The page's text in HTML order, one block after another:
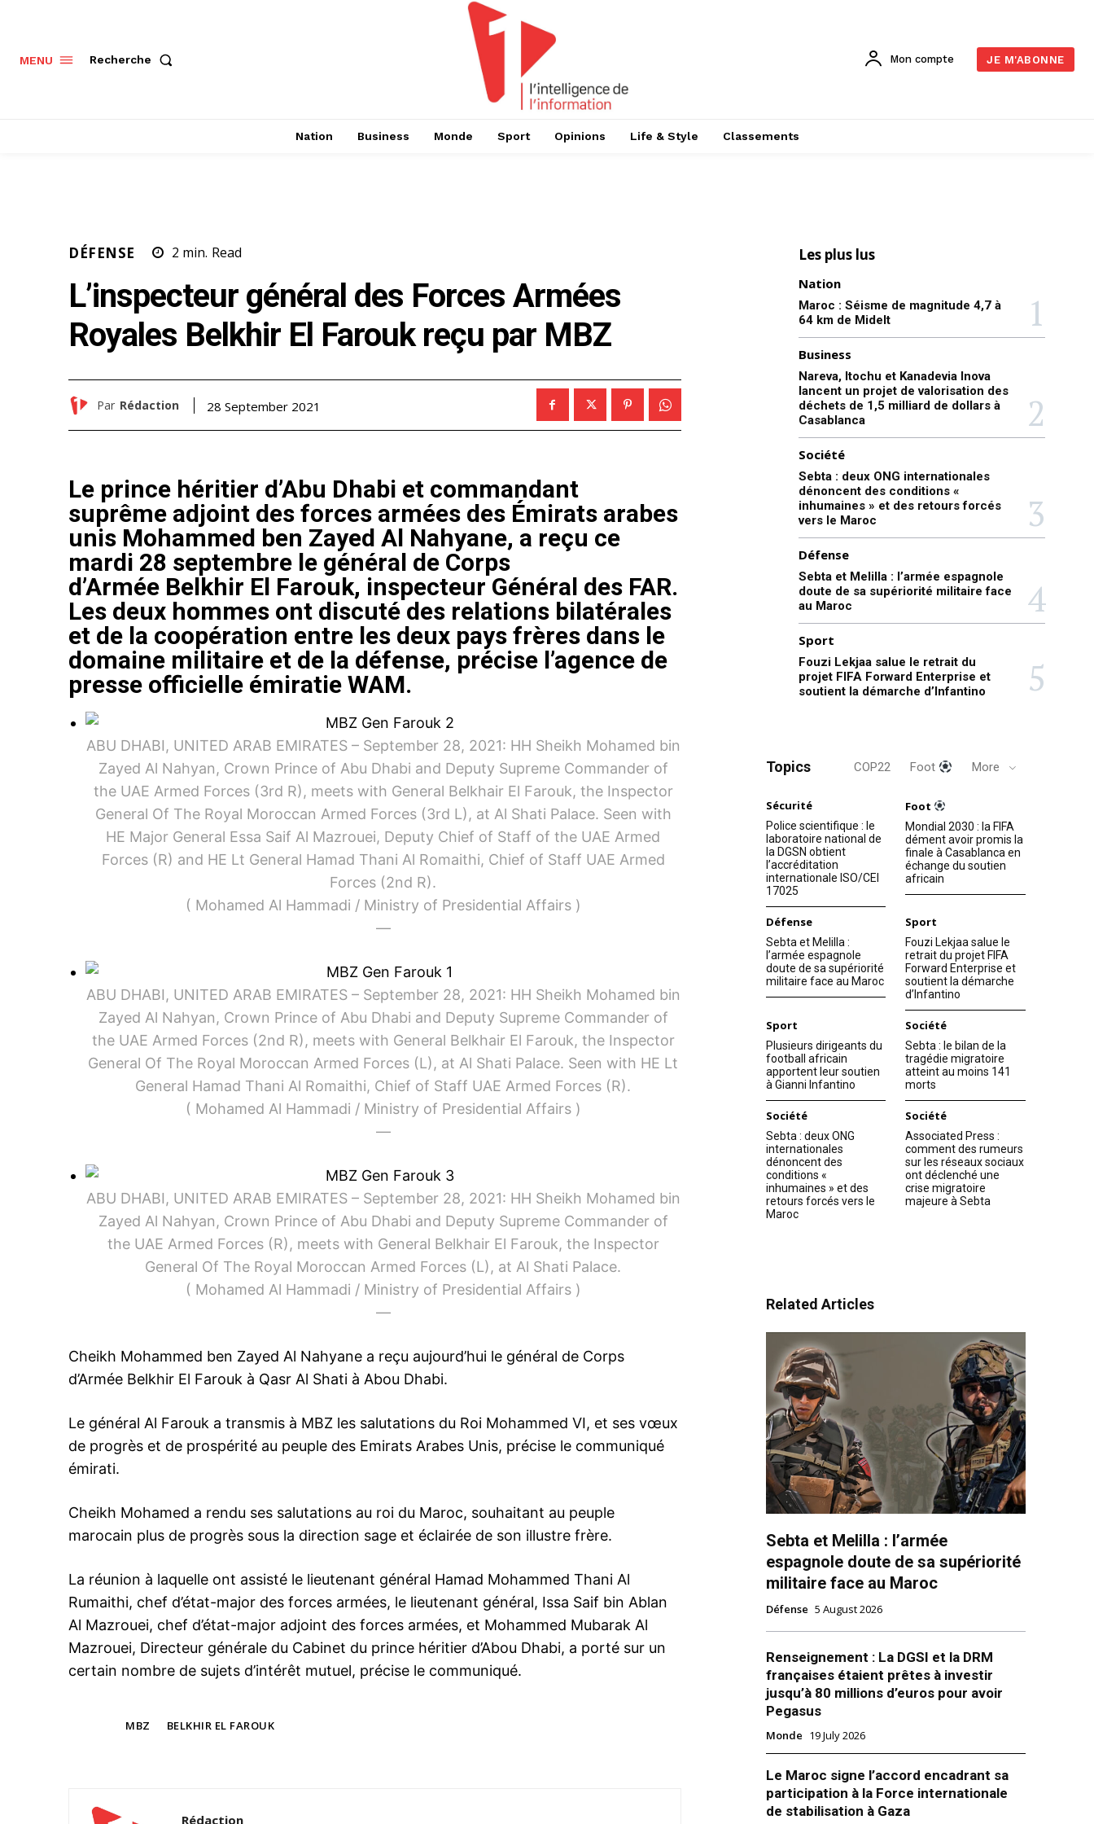
le1.ma
l'intelligence de
l'information
Insight Publications
MENU Recherche Mon compte JE M'ABONNE
Nation Business Monde Sport Opinions Life & Style Classements
DÉFENSE 2 min. Read
L’inspecteur général des Forces Armées
Royales Belkhir El Farouk reçu par MBZ
Par Rédaction 28 September 2021
Le prince héritier d’Abu Dhabi et commandant
suprême adjoint des forces armées des Émirats arabes
unis Mohammed ben Zayed Al Nahyane, a reçu ce
mardi 28 septembre le général de Corps
d’Armée Belkhir El Farouk, inspecteur Général des FAR.
Les deux hommes ont discuté des relations bilatérales
et de la coopération entre les deux pays frères dans le
domaine militaire et de la défense, précise l’agence de
presse officielle émiratie WAM.
ABU DHABI, UNITED ARAB EMIRATES – September 28, 2021: HH Sheikh Mohamed bin
Zayed Al Nahyan, Crown Prince of Abu Dhabi and Deputy Supreme Commander of
the UAE Armed Forces (3rd R), meets with General Belkhair El Farouk, the Inspector
General Of The Royal Moroccan Armed Forces (3rd L), at Al Shati Palace. Seen with
HE Major General Essa Saif Al Mazrouei, Deputy Chief of Staff of the UAE Armed
Forces (R) and HE Lt General Hamad Thani Al Romaithi, Chief of Staff UAE Armed
Forces (2nd R).
( Mohamed Al Hammadi / Ministry of Presidential Affairs )
—
ABU DHABI, UNITED ARAB EMIRATES – September 28, 2021: HH Sheikh Mohamed bin
Zayed Al Nahyan, Crown Prince of Abu Dhabi and Deputy Supreme Commander of
the UAE Armed Forces (2nd R), meets with General Belkhair El Farouk, the Inspector
General Of The Royal Moroccan Armed Forces (L), at Al Shati Palace. Seen with HE Lt
General Hamad Thani Al Romaithi, Chief of Staff UAE Armed Forces (R).
( Mohamed Al Hammadi / Ministry of Presidential Affairs )
—
ABU DHABI, UNITED ARAB EMIRATES – September 28, 2021: HH Sheikh Mohamed bin
Zayed Al Nahyan, Crown Prince of Abu Dhabi and Deputy Supreme Commander of
the UAE Armed Forces (R), meets with General Belkhair El Farouk, the Inspector
General Of The Royal Moroccan Armed Forces (L), at Al Shati Palace.
( Mohamed Al Hammadi / Ministry of Presidential Affairs )
—
Cheikh Mohammed ben Zayed Al Nahyane a reçu aujourd’hui le général de Corps
d’Armée Belkhir El Farouk à Qasr Al Shati à Abou Dhabi.
Le général Al Farouk a transmis à MBZ les salutations du Roi Mohammed VI, et ses vœux
de progrès et de prospérité au peuple des Emirats Arabes Unis, précise le communiqué
émirati.
Cheikh Mohamed a rendu ses salutations au roi du Maroc, souhaitant au peuple
marocain plus de progrès sous la direction sage et éclairée de son illustre frère.
La réunion à laquelle ont assisté le lieutenant général Hamad Mohammed Thani Al
Rumaithi, chef d’état-major des forces armées, le lieutenant général, Issa Saif bin Ablan
Al Mazrouei, chef d’état-major adjoint des forces armées, et Mohammed Mubarak Al
Mazrouei, Directeur générale du Cabinet du prince héritier d’Abou Dhabi, a porté sur un
certain nombre de sujets d’intérêt mutuel, précise le communiqué.
MBZ BELKHIR EL FAROUK
Rédaction
Les plus lus
Nation
Maroc : Séisme de magnitude 4,7 à
64 km de Midelt
Business
Nareva, Itochu et Kanadevia Inova
lancent un projet de valorisation des
déchets de 1,5 milliard de dollars à
Casablanca
Société
Sebta : deux ONG internationales
dénoncent des conditions «
inhumaines » et des retours forcés
vers le Maroc
Défense
Sebta et Melilla : l’armée espagnole
doute de sa supériorité militaire face
au Maroc
Sport
Fouzi Lekjaa salue le retrait du
projet FIFA Forward Enterprise et
soutient la démarche d’Infantino
Topics COP22 Foot More
Sécurité
Police scientifique : le
laboratoire national de
la DGSN obtient
l’accréditation
internationale ISO/CEI
17025
Foot
Mondial 2030 : la FIFA
dément avoir promis la
finale à Casablanca en
échange du soutien
africain
Défense
Sebta et Melilla :
l’armée espagnole
doute de sa supériorité
militaire face au Maroc
Sport
Fouzi Lekjaa salue le
retrait du projet FIFA
Forward Enterprise et
soutient la démarche
d’Infantino
Sport
Plusieurs dirigeants du
football africain
apportent leur soutien
à Gianni Infantino
Société
Sebta : le bilan de la
tragédie migratoire
atteint au moins 141
morts
Société
Sebta : deux ONG
internationales
dénoncent des
conditions «
inhumaines » et des
retours forcés vers le
Maroc
Société
Associated Press :
comment des rumeurs
sur les réseaux sociaux
ont déclenché une
crise migratoire
majeure à Sebta
Related Articles
Sebta et Melilla : l’armée
espagnole doute de sa supériorité
militaire face au Maroc
Défense 5 August 2026
Renseignement : La DGSI et la DRM
françaises étaient prêtes à investir
jusqu’à 80 millions d’euros pour avoir
Pegasus
Monde 19 July 2026
Le Maroc signe l’accord encadrant sa
participation à la Force internationale
de stabilisation à Gaza